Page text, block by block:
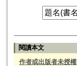
閱讀本文
作者或出版者未授權